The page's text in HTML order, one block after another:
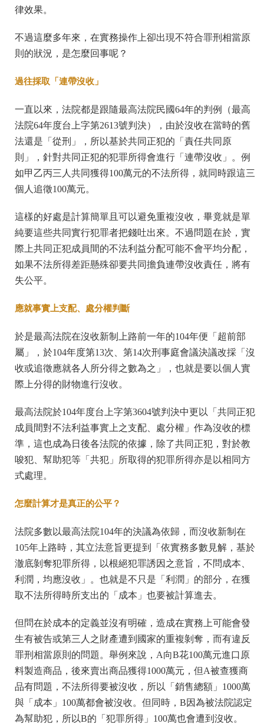
律效果。
不過這麼多年來，在實務操作上卻出現不符合罪刑相當原
則的狀況，是怎麼回事呢？
過往採取「連帶沒收」
一直以來，法院都是跟隨最高法院民國64年的判例（最高
法院64年度台上字第2613號判決），由於沒收在當時的舊
法還是「從刑」，所以基於共同正犯的「責任共同原
則」，針對共同正犯的犯罪所得會進行「連帶沒收」。例
如甲乙丙三人共同獲得100萬元的不法所得，就同時跟這三
個人追徵100萬元。
這樣的好處是計算簡單且可以避免重複沒收，畢竟就是單
純要這些共同實行犯罪者把錢吐出來。不過問題在於，實
際上共同正犯成員間的不法利益分配可能不會平均分配，
如果不法所得差距懸殊卻要共同擔負連帶沒收責任，將有
失公平。
應就事實上支配、處分權判斷
於是最高法院在沒收新制上路前一年的104年便「超前部
屬」，於104年度第13次、第14次刑事庭會議決議改採「沒
收或追徵應就各人所分得之數為之」，也就是要以個人實
際上分得的財物進行沒收。
最高法院於104年度台上字第3604號判決中更以「共同正犯
成員間對不法利益事實上之支配、處分權」作為沒收的標
準，這也成為日後各法院的依據，除了共同正犯，對於教
唆犯、幫助犯等「共犯」所取得的犯罪所得亦是以相同方
式處理。
怎麼計算才是真正的公平？
法院多數以最高法院104年的決議為依歸，而沒收新制在
105年上路時，其立法意旨更提到「依實務多數見解，基於
澈底剝奪犯罪所得，以根絕犯罪誘因之意旨，不問成本、
利潤，均應沒收」。也就是不只是「利潤」的部分，在獲
取不法所得時所支出的「成本」也要被計算進去。
但問在於成本的定義並沒有明確，造成在實務上可能會發
生有被告或第三人之財產遭到國家的重複剝奪，而有違反
罪刑相當原則的問題。舉例來說，A向B花100萬元進口原
料製造商品，後來賣出商品獲得1000萬元，但A被查獲商
品有問題，不法所得要被沒收，所以「銷售總額」1000萬
與「成本」100萬都會被沒收。但同時，B因為被法院認定
為幫助犯，所以B的「犯罪所得」100萬也會遭到沒收。